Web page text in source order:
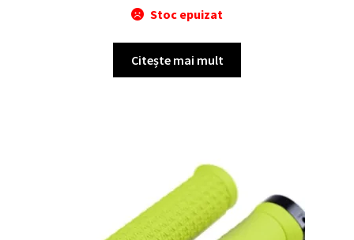
Stoc epuizat
Citește mai mult